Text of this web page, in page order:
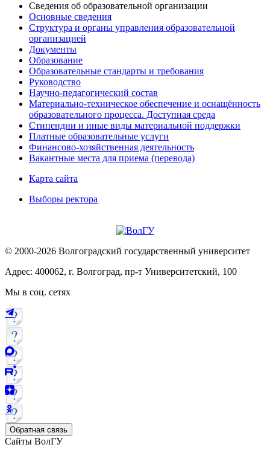
Сведения об образовательной организации
Основные сведения
Структура и органы управления образовательной
организацией
Документы
Образование
Образовательные стандарты и требования
Руководство
Научно-педагогический состав
Материально-техническое обеспечение и оснащённость
образовательного процесса. Доступная среда
Стипендии и иные виды материальной поддержки
Платные образовательные услуги
Финансово-хозяйственная деятельность
Вакантные места для приема (перевода)
Карта сайта
Выборы ректора
© 2000-2026 Волгоградский государственный университет
Адрес: 400062, г. Волгоград, пр-т Университетский, 100
Мы в соц. сетях
Обратная связь
Сайты ВолГУ